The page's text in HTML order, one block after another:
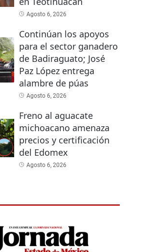
Agosto 6, 2026
Continúan los apoyos
para el sector ganadero
de Badiraguato; José
Paz López entrega
alambre de púas
Agosto 6, 2026
Freno al aguacate
michoacano amenaza
precios y certificación
del Edomex
Agosto 6, 2026